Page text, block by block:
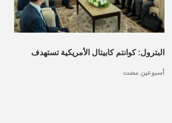
البترول: كوانتم كابيتال الأمريكية تستهدف
أسبوعين مضت